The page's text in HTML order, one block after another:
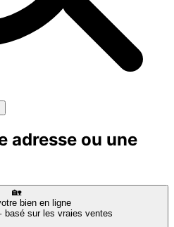
adresse ou une
🏡
bien en ligne
basé sur les vraies ventes